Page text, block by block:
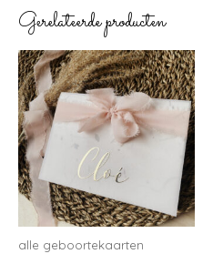
Gerelateerde producten
alle geboortekaarten